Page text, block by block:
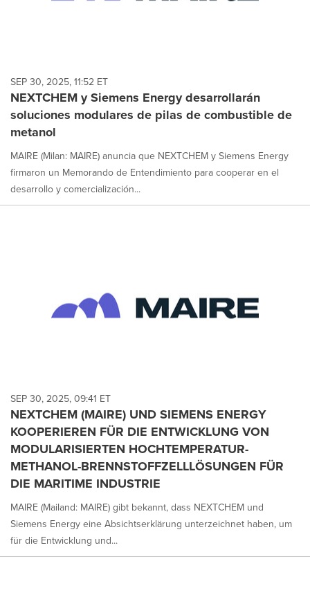
SEP 30, 2025, 11:52 ET
NEXTCHEM y Siemens Energy desarrollarán
soluciones modulares de pilas de combustible de
metanol
MAIRE (Milan: MAIRE) anuncia que NEXTCHEM y Siemens Energy
firmaron un Memorando de Entendimiento para cooperar en el
desarrollo y comercialización...
SEP 30, 2025, 09:41 ET
NEXTCHEM (MAIRE) UND SIEMENS ENERGY
KOOPERIEREN FÜR DIE ENTWICKLUNG VON
MODULARISIERTEN HOCHTEMPERATUR-
METHANOL-BRENNSTOFFZELLLÖSUNGEN FÜR
DIE MARITIME INDUSTRIE
MAIRE (Mailand: MAIRE) gibt bekannt, dass NEXTCHEM und
Siemens Energy eine Absichtserklärung unterzeichnet haben, um
für die Entwicklung und...